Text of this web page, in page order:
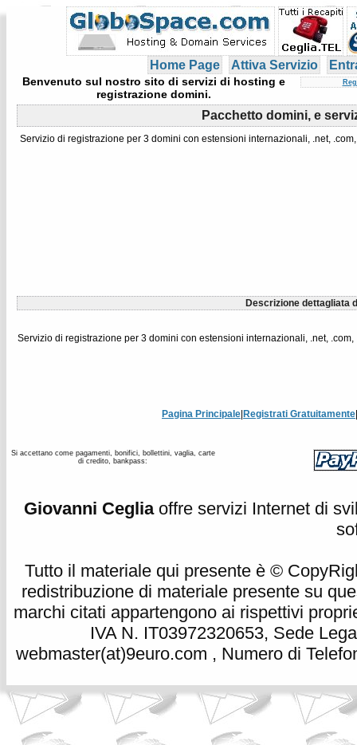
Home Page Attiva Servizio
Benvenuto sul nostro sito di servizi di hosting e
registrazione domini.
Pacchetto domini, e
Servizio di registrazione per 3 domini con estensioni internazionali, .net,
Descrizione dettagliata
Servizio di registrazione per 3 domini con estensioni internazionali, .net,
Pagina Principale Registrati Gratuitamente
Si accettano come pagamenti, bonifici, bollettini, vaglia, carte
di credito, bankpass:
Giovanni Cegliaoffre servizi Internet di
Tutto il materiale qui presente è ©
redistribuzione di materiale presente su
marchi citati appartengono ai rispettivi
IVA N. IT03972320653, Sede
webmaster(at)9euro.com , Numero di